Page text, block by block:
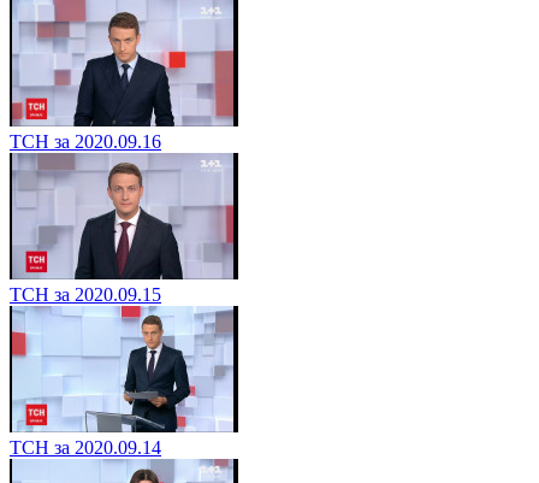
ТСН за 2020.09.16
ТСН за 2020.09.15
ТСН за 2020.09.14